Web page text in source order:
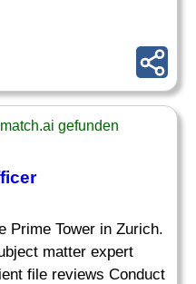
gefunden
Prime Tower in Zurich.
matter expert
file reviews Conduct